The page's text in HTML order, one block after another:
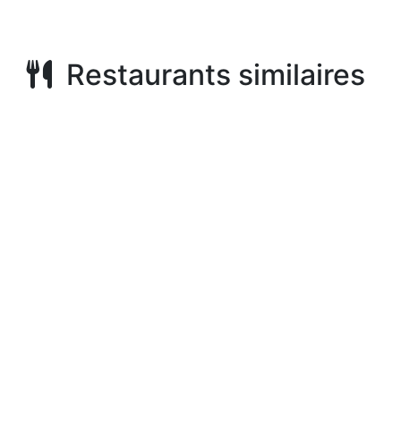
Restaurants similaires